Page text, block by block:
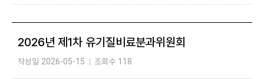
2026년 제1차 유기질비료분과위원회
작성일 2026-05-15 조회수 118